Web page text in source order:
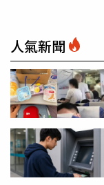
人氣新聞